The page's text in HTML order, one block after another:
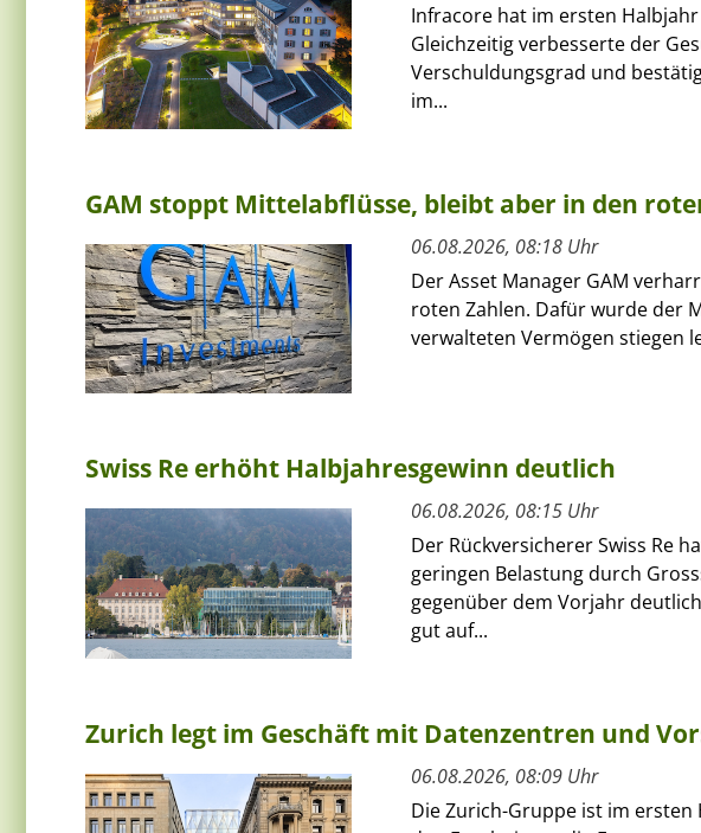
Infracore hat im ersten
Gleichzeitig verbesserte der
Verschuldungsgrad und
im...
GAM stoppt Mittelabflüsse, bleibt aber in den
06.08.2026, 08:18 Uhr
Der Asset Manager GAM
roten Zahlen. Dafür wurde der
verwalteten Vermögen stiegen
Swiss Re erhöht Halbjahresgewinn deutlich
06.08.2026, 08:15 Uhr
Der Rückversicherer Swiss Re
geringen Belastung durch
gegenüber dem Vorjahr
gut auf...
Zurich legt im Geschäft mit Datenzentren und
06.08.2026, 08:09 Uhr
Die Zurich-Gruppe ist im